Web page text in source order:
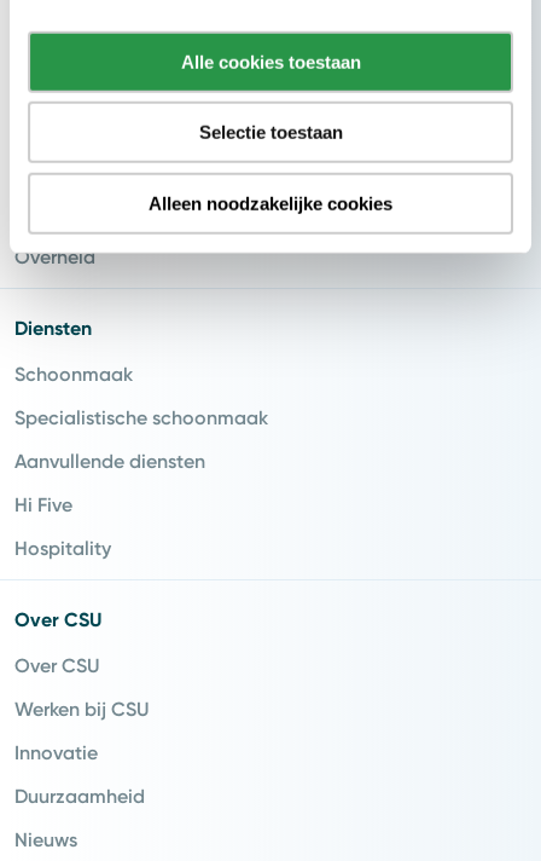
Alle cookies toestaan
Selectie toestaan
Alleen noodzakelijke cookies
Recreatie
Industrie
Vervoer
Overheid
Diensten
Schoonmaak
Specialistische schoonmaak
Aanvullende diensten
Hi Five
Hospitality
Over CSU
Over CSU
Werken bij CSU
Innovatie
Duurzaamheid
Nieuws